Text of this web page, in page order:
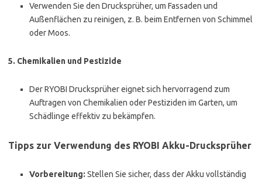
Verwenden Sie den Drucksprüher, um Fassaden und
Außenflächen zu reinigen, z. B. beim Entfernen von Schimmel
oder Moos.
5. Chemikalien und Pestizide
Der RYOBI Drucksprüher eignet sich hervorragend zum
Auftragen von Chemikalien oder Pestiziden im Garten, um
Schädlinge effektiv zu bekämpfen.
Tipps zur Verwendung des RYOBI Akku-Drucksprüher
Vorbereitung: Stellen Sie sicher, dass der Akku vollständig